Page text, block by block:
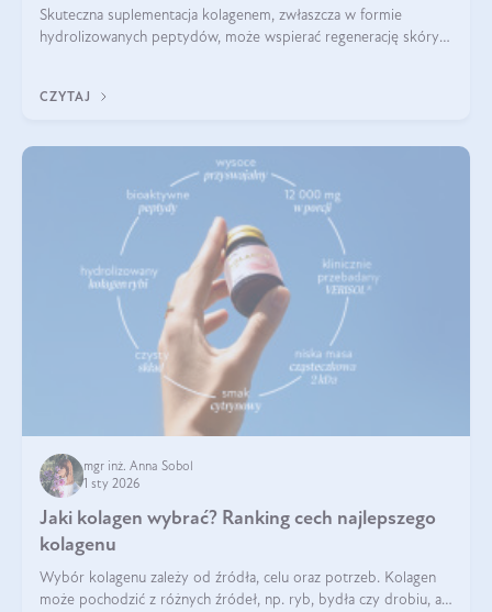
Skuteczna suplementacja kolagenem, zwłaszcza w formie
hydrolizowanych peptydów, może wspierać regenerację skóry i
CZYTAJ
mgr inż. Anna Sobol
1 sty 2026
Jaki kolagen wybrać? Ranking cech najlepszego
kolagenu
Wybór kolagenu zależy od źródła, celu oraz potrzeb. Kolagen
może pochodzić z różnych źródeł, np. ryb, bydła czy drobiu, a